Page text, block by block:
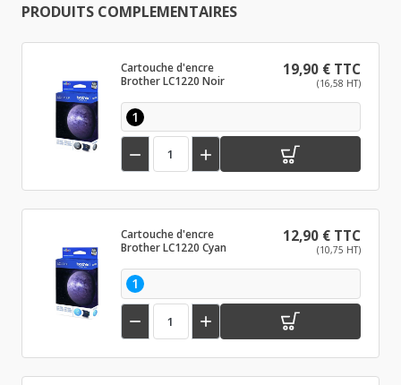
PRODUITS COMPLEMENTAIRES
Cartouche d'encre
Brother LC1220 Noir
19,90 € TTC
(16,58 HT)
1
 
Cartouche d'encre
Brother LC1220 Cyan
12,90 € TTC
(10,75 HT)
1
 